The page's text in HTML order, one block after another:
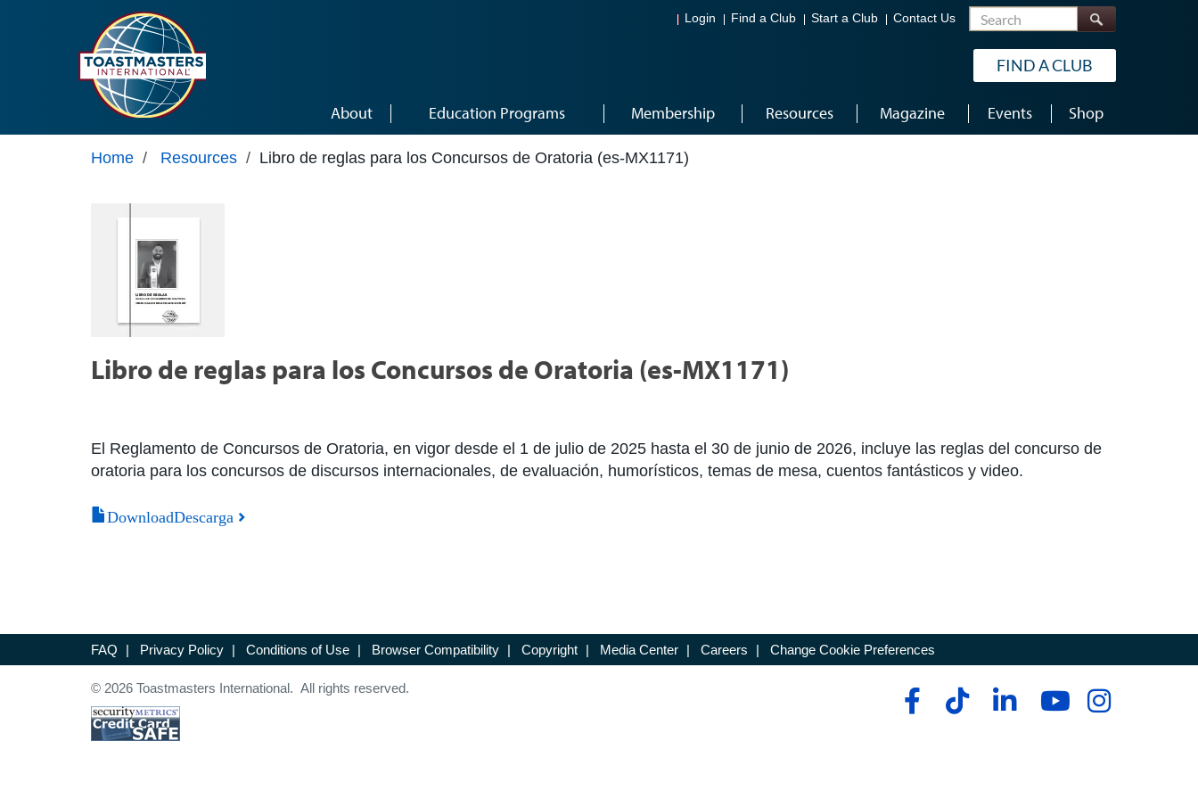
Login Find a Club Start a Club Contact Us Search
FIND A CLUB
About Education Programs Membership Resources Magazine Events Shop
Home / Resources / Libro de reglas para los Concursos de Oratoria (es-MX1171)
Libro de reglas para los Concursos de Oratoria (es-MX1171)
El Reglamento de Concursos de Oratoria, en vigor desde el 1 de julio de 2025 hasta el 30 de junio de 2026, incluye las reglas del concurso de
oratoria para los concursos de discursos internacionales, de evaluación, humorísticos, temas de mesa, cuentos fantásticos y video.
DownloadDescarga
FAQ | Privacy Policy | Conditions of Use | Browser Compatibility | Copyright | Media Center | Careers | Change Cookie Preferences
© 2026 Toastmasters International. All rights reserved.